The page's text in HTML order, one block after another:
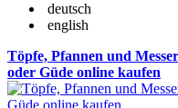
deutsch
english
Töpfe, Pfannen und
oder Güde online kaufen